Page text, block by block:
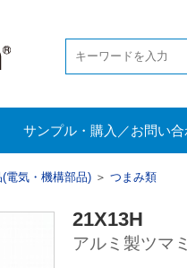
サンプル・購入／お問い
電気・機構部品) ＞ つまみ類
21X13H
アルミ製ツマ